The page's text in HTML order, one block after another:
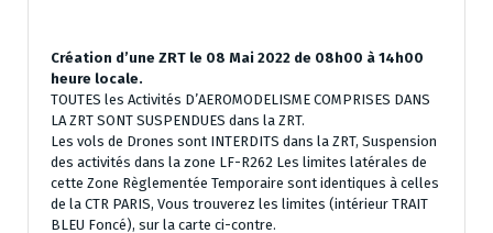
Création d’une ZRT le 08 Mai 2022 de 08h00 à 14h00
heure locale.
TOUTES les Activités D’AEROMODELISME COMPRISES DANS
LA ZRT SONT SUSPENDUES dans la ZRT.
Les vols de Drones sont INTERDITS dans la ZRT, Suspension
des activités dans la zone LF-R262 Les limites latérales de
cette Zone Règlementée Temporaire sont identiques à celles
de la CTR PARIS, Vous trouverez les limites (intérieur TRAIT
BLEU Foncé), sur la carte ci-contre.